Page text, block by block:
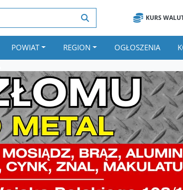
KURS
POWIAT REGION OGŁOSZENIA